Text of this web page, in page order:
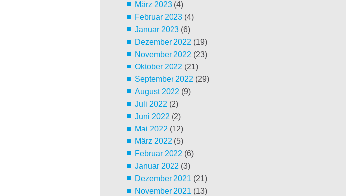
März 2023(4)
Februar 2023(4)
Januar 2023(6)
Dezember 2022 (19)
November 2022 (23)
Oktober 2022 (21)
September 2022 (29)
August 2022 (9)
Juli 2022 (2)
Juni 2022 (2)
Mai 2022 (12)
März 2022 (5)
Februar 2022 (6)
Januar 2022 (3)
Dezember 2021 (21)
November 2021 (13)